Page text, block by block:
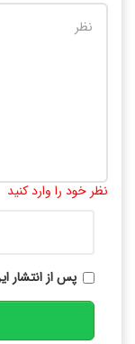
نظر خود را وارد کنید
پس از انتشار